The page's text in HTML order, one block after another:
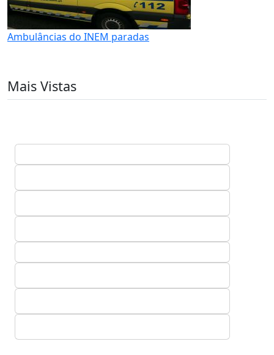
Ambulâncias do INEM paradas
Mais Vistas